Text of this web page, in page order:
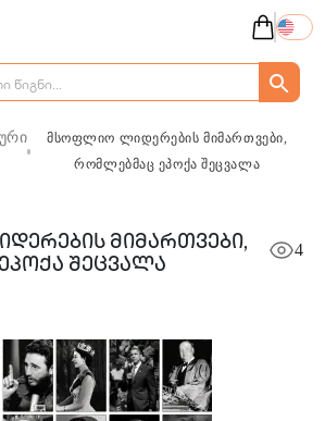
მსოფლიო ლიდერების მიმართვები,
რომლებმაც ეპოქა შეცვალა
მიმართვები,
შეცვალა
4